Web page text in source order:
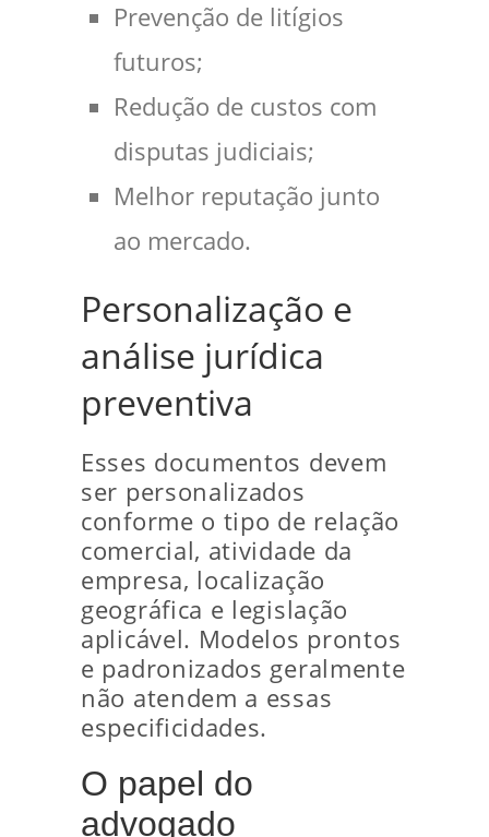
Prevenção de litígios
futuros;
Redução de custos com
disputas judiciais;
Melhor reputação junto
ao mercado.
Personalização e
análise jurídica
preventiva
Esses documentos devem
ser personalizados
conforme o tipo de relação
comercial, atividade da
empresa, localização
geográfica e legislação
aplicável. Modelos prontos
e padronizados geralmente
não atendem a essas
especificidades.
O papel do
advogado